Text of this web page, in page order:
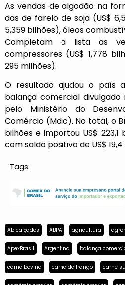
As vendas de algodão na
das de farelo de soja (US$
5,359 bilhões), óleos
Completam a lista as
compressores (US$ 1,778
295 milhões).
O resultado ajudou o país
balança comercial
pelo Ministério do
Comércio (Mdic). No total, o
bilhões e importou US$
com saldo positivo de US$ 19,4
Tags:
Abicalçados ABPA agricultura
ApexBrasil Argentina balança
carne bovina carne de frango carne